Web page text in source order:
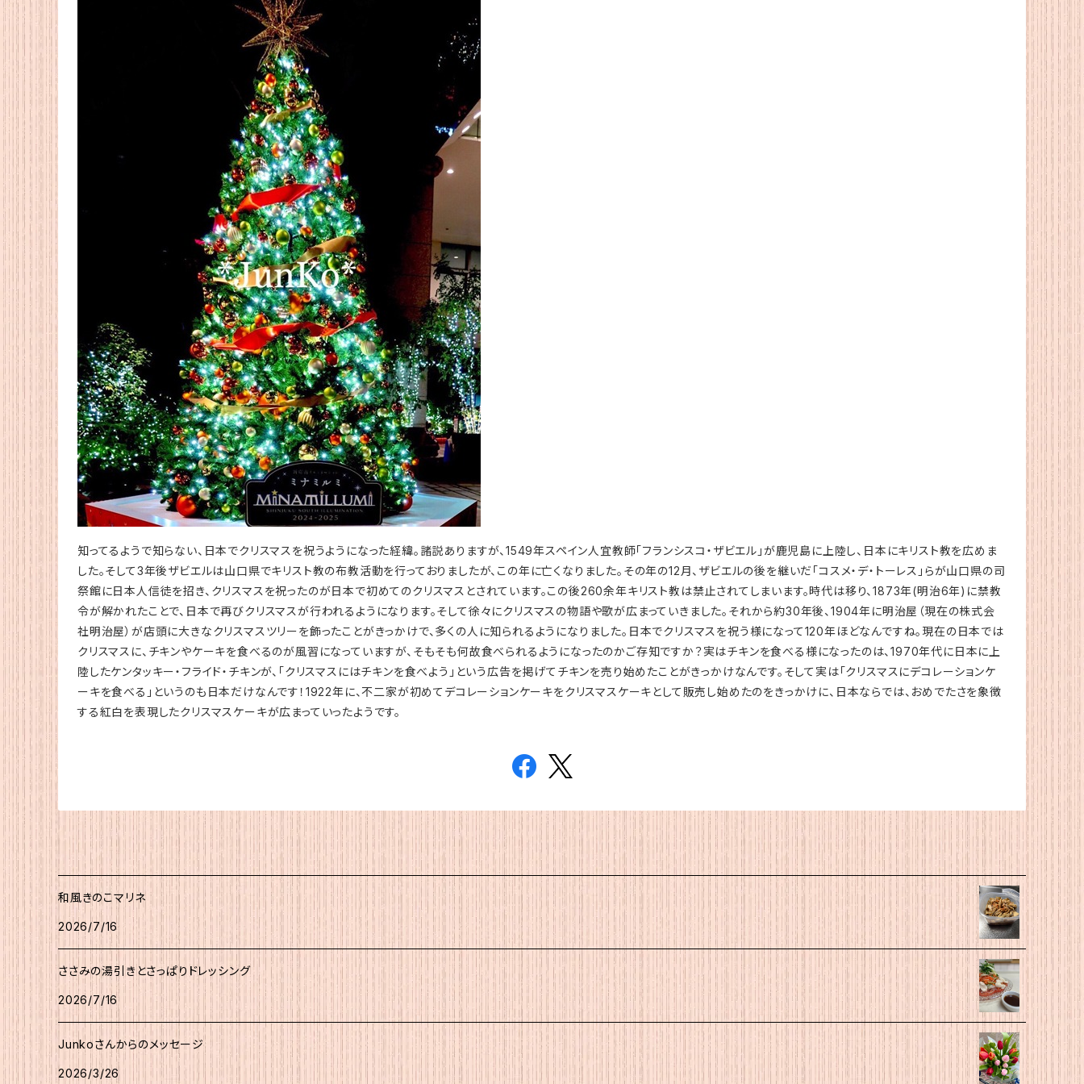
知ってるようで知らない、日本でクリスマスを祝うようになった経緯。諸説ありますが、1549年スペイン人宜教師「フランシスコ・ザビエル」が鹿児島に上陸し、日本にキリスト教を広めま
した。そして3年後ザビエルは山口県でキリスト教の布教活動を行っておりましたが、この年に亡くなりました。その年の12月、ザビエルの後を継いだ「コスメ・デ・トーレス」らが山口県の司
祭館に日本人信徒を招き、クリスマスを祝ったのが日本で初めてのクリスマスとされています。この後260余年キリスト教は禁止されてしまいます。時代は移り、1873年(明治6年)に禁教
令が解かれたことで、日本で再びクリスマスが行われるようになります。そして徐々にクリスマスの物語や歌が広まっていきました。それから約30年後、1904年に明治屋（現在の株式会
社明治屋）が店頭に大きなクリスマスツリーを飾ったことがきっかけで、多くの人に知られるようになりました。日本でクリスマスを祝う様になって120年ほどなんですね。現在の日本では
クリスマスに、チキンやケーキを食べるのが風習になっていますが、そもそも何故食べられるようになったのかご存知ですか？実はチキンを食べる様になったのは、1970年代に日本に上
陸したケンタッキー・フライド・チキンが、「クリスマスにはチキンを食べよう」という広告を掲げてチキンを売り始めたことがきっかけなんです。そして実は「クリスマスにデコレーションケ
ーキを食べる」というのも日本だけなんです！1922年に、不二家が初めてデコレーションケーキをクリスマスケーキとして販売し始めたのをきっかけに、日本ならでは、おめでたさを象徴
する紅白を表現したクリスマスケーキが広まっていったようです。
和風きのこマリネ
2026/7/16
ささみの湯引きとさっぱりドレッシング
2026/7/16
Junkoさんからのメッセージ
2026/3/26